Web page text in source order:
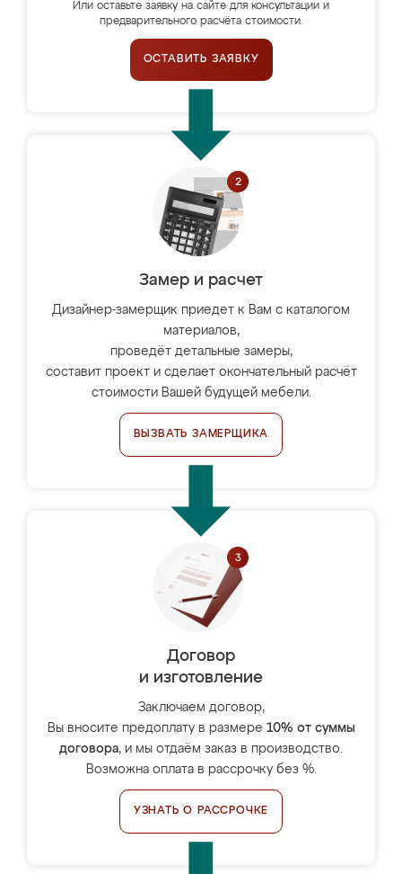
Или оставьте заявку на сайте для консультации и
предварительного расчёта стоимости.
ОСТАВИТЬ ЗАЯВКУ
Замер и расчет
Дизайнер-замерщик приедет к Вам с каталогом
материалов,
проведёт детальные замеры,
составит проект и сделает окончательный расчёт
стоимости Вашей будущей мебели.
ВЫЗВАТЬ ЗАМЕРЩИКА
Договор
и изготовление
Заключаем договор,
Вы вносите предоплату в размере 10% от суммы
договора, и мы отдаём заказ в производство.
Возможна оплата в рассрочку без %.
УЗНАТЬ О РАССРОЧКЕ